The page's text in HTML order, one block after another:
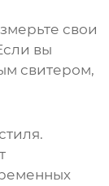
свои
вы
свитером,